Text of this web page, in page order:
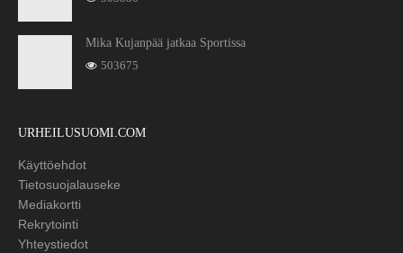
Mika Kujanpää jatkaa Sportissa
503675
URHEILUSUOMI.COM
Käyttöehdot
Tietosuojalauseke
Mediakortti
Rekrytointi
Yhteystiedot